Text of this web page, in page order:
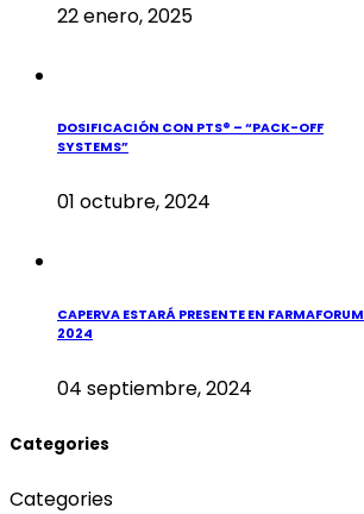
22 enero, 2025
DOSIFICACIÓN CON PTS® – “PACK-OFF
SYSTEMS”
01 octubre, 2024
CAPERVA ESTARÁ PRESENTE EN FARMAFORUM
2024
04 septiembre, 2024
Categories
Categories